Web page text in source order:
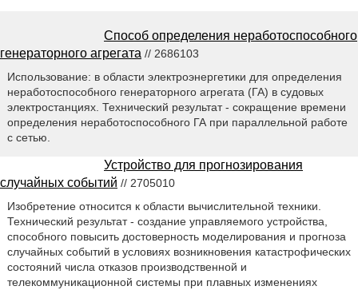
Способ определения неработоспособного
генераторного агрегата // 2686103
Использование: в области электроэнергетики для определения
неработоспособного генераторного агрегата (ГА) в судовых
электростанциях. Технический результат - сокращение времени
определения неработоспособного ГА при параллельной работе
с сетью.
Устройство для прогнозирования
случайных событий // 2705010
Изобретение относится к области вычислительной техники.
Технический результат - создание управляемого устройства,
способного повысить достоверность моделирования и прогноза
случайных событий в условиях возникновения катастрофических
состояний числа отказов производственной и
телекоммуникационной системы при плавных изменениях